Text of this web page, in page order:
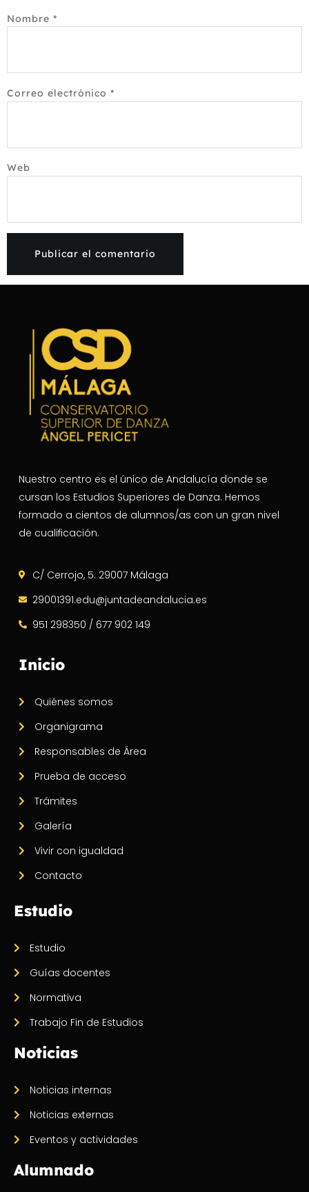
Nombre *
Correo electrónico *
Web
Nuestro centro es el único de Andalucía donde se
cursan los Estudios Superiores de Danza. Hemos
formado a cientos de alumnos/as con un gran nivel
de cualificación.
C/ Cerrojo, 5. 29007 Málaga
29001391.edu@juntadeandalucia.es
951 298350 / 677 902 149
Inicio
Quiénes somos
Organigrama
Responsables de Área
Prueba de acceso
Trámites
Galería
Vivir con igualdad
Contacto
Estudio
Estudio
Guías docentes
Normativa
Trabajo Fin de Estudios
Noticias
Noticias internas
Noticias externas
Eventos y actividades
Alumnado